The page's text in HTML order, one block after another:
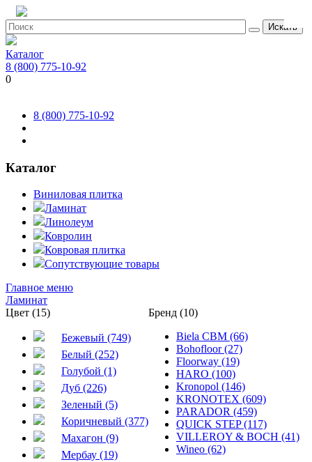
Искать
Каталог
8 (800) 775-10-92
0
8 (800) 775-10-92
Каталог
Виниловая плитка
Ламинат
Линолеум
Ковролин
Ковровая плитка
Сопутствующие товары
Главное меню
Ламинат
Цвет (15)
Бежевый (749)
Белый (252)
Голубой (1)
Дуб (226)
Зеленый (5)
Коричневый (377)
Махагон (9)
Мербау (19)
Бренд (10)
Biela CBM (66)
Bohofloor (27)
Floorway (19)
HARO (100)
Kronopol (146)
KRONOTEX (609)
PARADOR (459)
QUICK STEP (117)
VILLEROY & BOCH (41)
Wineo (62)